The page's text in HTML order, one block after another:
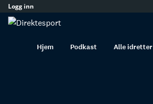
innhold
Logg inn
Hjem Podkast Alle idretter